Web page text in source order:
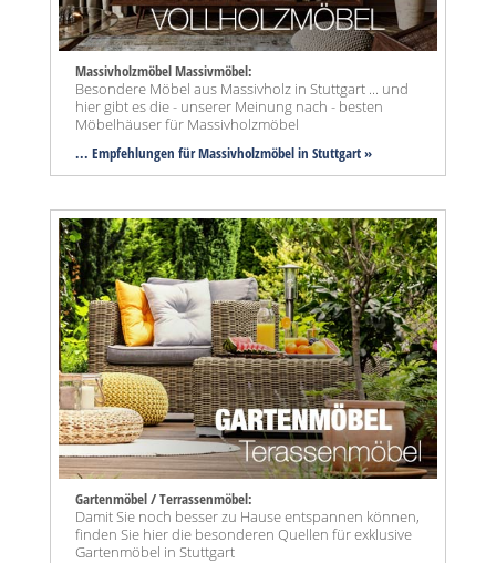
Massivholzmöbel Massivmöbel:
Besondere Möbel aus Massivholz in Stuttgart ... und
hier gibt es die - unserer Meinung nach - besten
Möbelhäuser für Massivholzmöbel
... Empfehlungen für Massivholzmöbel in Stuttgart »
Gartenmöbel / Terrassenmöbel:
Damit Sie noch besser zu Hause entspannen können,
finden Sie hier die besonderen Quellen für exklusive
Gartenmöbel in Stuttgart